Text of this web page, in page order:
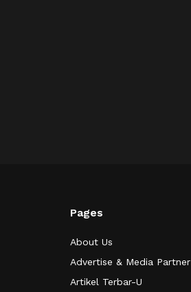
Pages
About Us
Advertise & Media Partner
Artikel Terbar-U